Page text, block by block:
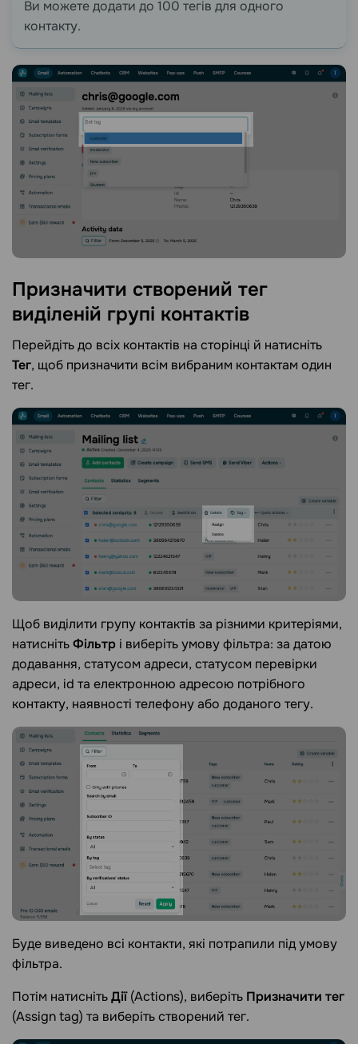
Ви можете додати до 100 тегів для одного
контакту.
Призначити створений тег
виділеній групі контактів
Перейдіть до всіх контактів на сторінці й натисніть
Тег, щоб призначити всім вибраним контактам один
тег.
Щоб виділити групу контактів за різними критеріями,
натиснітьФільтр і виберіть умову фільтра: за датою
додавання, статусом адреси, статусом перевірки
адреси, id та електронною адресою потрібного
контакту, наявності телефону або доданого тегу.
Буде виведено всі контакти, які потрапили під умову
фільтра.
Потім натиснітьДії(Actions), виберіть Призначити тег
(Assign tag) та виберіть створений тег.